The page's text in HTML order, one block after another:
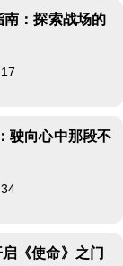
南：探索战场的
驶向心中那段不
《使命》之门